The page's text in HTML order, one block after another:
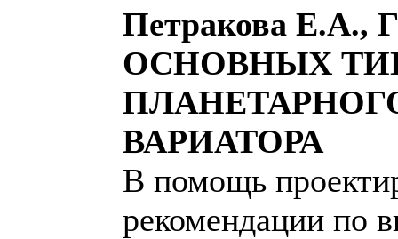
Петракова
ОСНОВНЫХ
ВАРИАТОРА
В помощь
рекомендации по